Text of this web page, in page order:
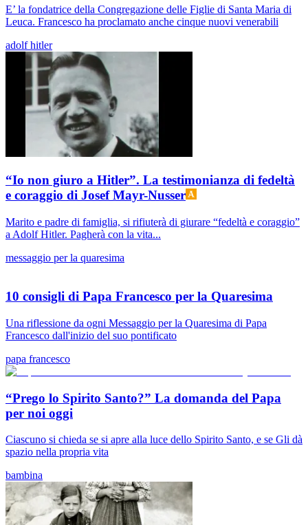
E’ la fondatrice della Congregazione delle Figlie di Santa Maria di
Leuca. Francesco ha proclamato anche cinque nuovi venerabili
adolf hitler
“Io non giuro a Hitler”. La testimonianza di fedeltà
e coraggio di Josef Mayr-Nusser
Marito e padre di famiglia, si rifiuterà di giurare “fedeltà e coraggio”
a Adolf Hitler. Pagherà con la vita...
messaggio per la quaresima
10 consigli di Papa Francesco per la Quaresima
Una riflessione da ogni Messaggio per la Quaresima di Papa
Francesco dall'inizio del suo pontificato
papa francesco
“Prego lo Spirito Santo?” La domanda del Papa
per noi oggi
Ciascuno si chieda se si apre alla luce dello Spirito Santo, e se Gli dà
spazio nella propria vita
bambina